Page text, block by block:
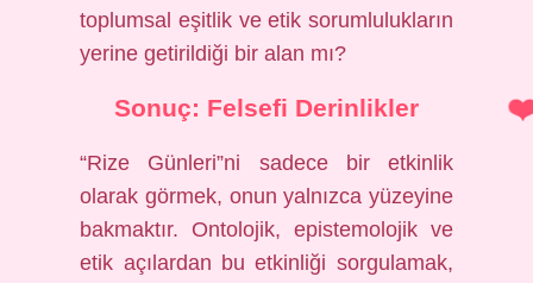
toplumsal eşitlik ve etik sorumlulukların
yerine getirildiği bir alan mı?
Sonuç: Felsefi Derinlikler
“Rize Günleri”ni sadece bir etkinlik
olarak görmek, onun yalnızca yüzeyine
bakmaktır. Ontolojik, epistemolojik ve
etik açılardan bu etkinliği sorgulamak,